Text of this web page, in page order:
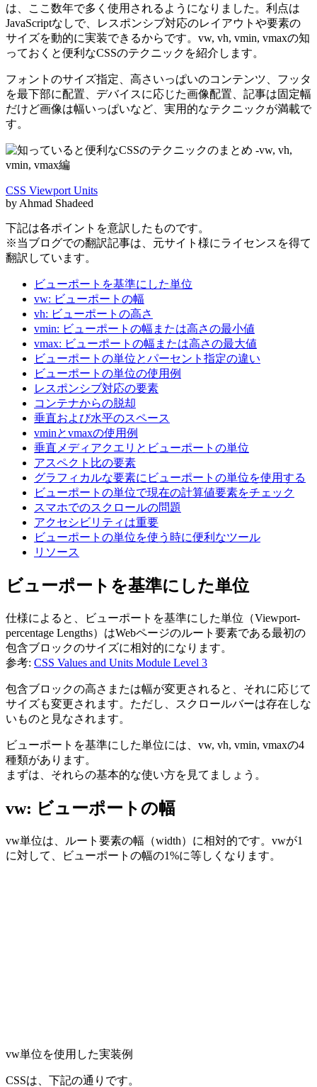
は、ここ数年で多く使用されるようになりました。利点は
JavaScriptなしで、レスポンシブ対応のレイアウトや要素の
サイズを動的に実装できるからです。vw, vh, vmin, vmaxの知
っておくと便利なCSSのテクニックを紹介します。
フォントのサイズ指定、高さいっぱいのコンテンツ、フッタ
を最下部に配置、デバイスに応じた画像配置、記事は固定幅
だけど画像は幅いっぱいなど、実用的なテクニックが満載で
す。
CSS Viewport Units
by Ahmad Shadeed
下記は各ポイントを意訳したものです。
※当ブログでの翻訳記事は、元サイト様にライセンスを得て
翻訳しています。
ビューポートを基準にした単位
vw: ビューポートの幅
vh: ビューポートの高さ
vmin: ビューポートの幅または高さの最小値
vmax: ビューポートの幅または高さの最大値
ビューポートの単位とパーセント指定の違い
ビューポートの単位の使用例
レスポンシブ対応の要素
コンテナからの脱却
垂直および水平のスペース
vminとvmaxの使用例
垂直メディアクエリとビューポートの単位
アスペクト比の要素
グラフィカルな要素にビューポートの単位を使用する
ビューポートの単位で現在の計算値要素をチェック
スマホでのスクロールの問題
アクセシビリティは重要
ビューポートの単位を使う時に便利なツール
リソース
ビューポートを基準にした単位
仕様によると、ビューポートを基準にした単位（Viewport-
percentage Lengths）はWebページのルート要素である最初の
包含ブロックのサイズに相対的になります。
参考: CSS Values and Units Module Level 3
包含ブロックの高さまたは幅が変更されると、それに応じて
サイズも変更されます。ただし、スクロールバーは存在しな
いものと見なされます。
ビューポートを基準にした単位には、vw, vh, vmin, vmaxの4
種類があります。
まずは、それらの基本的な使い方を見てましょう。
vw: ビューポートの幅
vw単位は、ルート要素の幅（width）に相対的です。vwが1
に対して、ビューポートの幅の1%に等しくなります。
vw単位を使用した実装例
CSSは、下記の通りです。